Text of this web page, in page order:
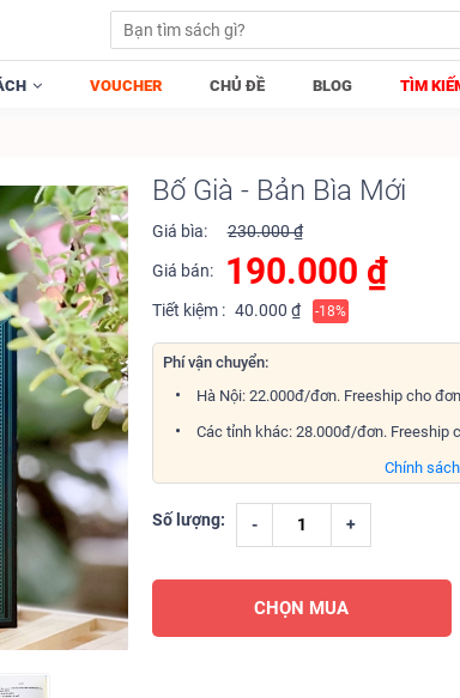
VOUCHER CHỦ ĐỀ BLOG TÌM
Bố Già - Bản Bìa Mới
Giá bìa: 230.000 ₫
Giá bán: 190.000 ₫
Tiết kiệm : 40.000 ₫ -18%
Phí vận chuyển:
Hà Nội: 22.000đ/đơn. Freeship cho
Các tỉnh khác: 28.000đ/đơn. Freeship
Chính
Số lượng: - +
CHỌN MUA